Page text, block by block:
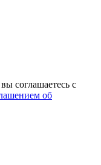
соглашаетесь с
об